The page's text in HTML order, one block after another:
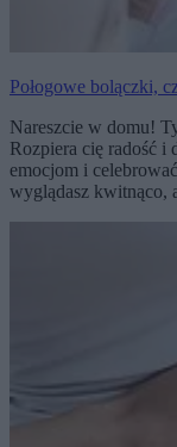
Połogowe bolączki,
Nareszcie w domu!
Rozpiera cię radość i
emocjom i
wyglądasz kwitnąco,